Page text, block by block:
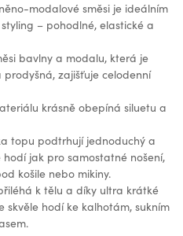
modalové směsi je ideálním
– pohodlné, elastické a
bavlny a modalu, která je
zajišťuje celodenní
krásně obepíná siluetu a
topu podtrhují jednoduchý a
jak pro samostatné nošení,
košile nebo mikiny.
k tělu a díky ultra krátké
skvěle hodí ke kalhotám, sukním